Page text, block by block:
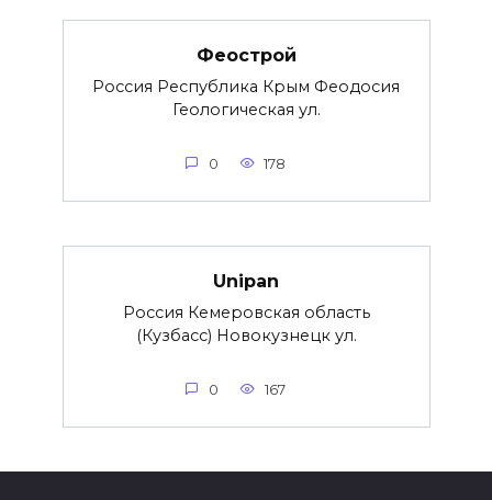
Феострой
Россия Республика Крым Феодосия
Геологическая ул.
0 178
Unipan
Россия Кемеровская область
(Кузбасс) Новокузнецк ул.
0 167